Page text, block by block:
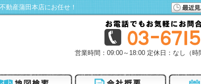
動産蒲田本店にお任せ！
営業時間：09:00～18:00 定休日：なし（時